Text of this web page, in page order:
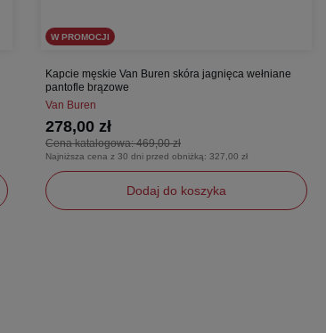
W PROMOCJI
Kapcie męskie Van Buren skóra jagnięca wełniane
pantofle brązowe
Van Buren
Cena katalogowa:469,00 zł
278,00 zł
Najniższa cena z 30 dni przed obniżką: 327,00 zł
Dodaj do koszyka